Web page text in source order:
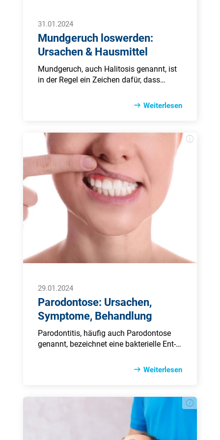
31.01.2024
Mundgeruch loswerden:
Ursachen & Hausmittel
Mundgeruch, auch Halitosis genannt, ist
in der Regel ein Zeichen dafür, dass
hierfür sind jedoch sehr vielfältig. Von der
klar: Mundgeruch belastet einen selbst
und andere.
Weiterlesen
29.01.2024
Parodontose: Ursachen,
Symptome, Behandlung
Paro­don­ti­tis, häufig auch Paro­don­tose
genannt, be­zeichnet eine bak­te­rielle Ent­
um­gebende und sta­bi­li­sierende Gewebe
bemerkt. Bleibt sie lange Zeit un­be­
handelt, kann sie zu Lo­cke­rung und Ver­
lust der Zähne führen. Ge­schätzt die
Hälfte der er­wachsenen Bundes­bürger
Weiterlesen